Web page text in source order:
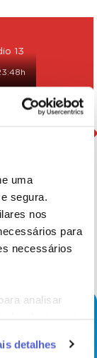
uma
segura.
nos
para
necessários
analisar
e
detalhes
13